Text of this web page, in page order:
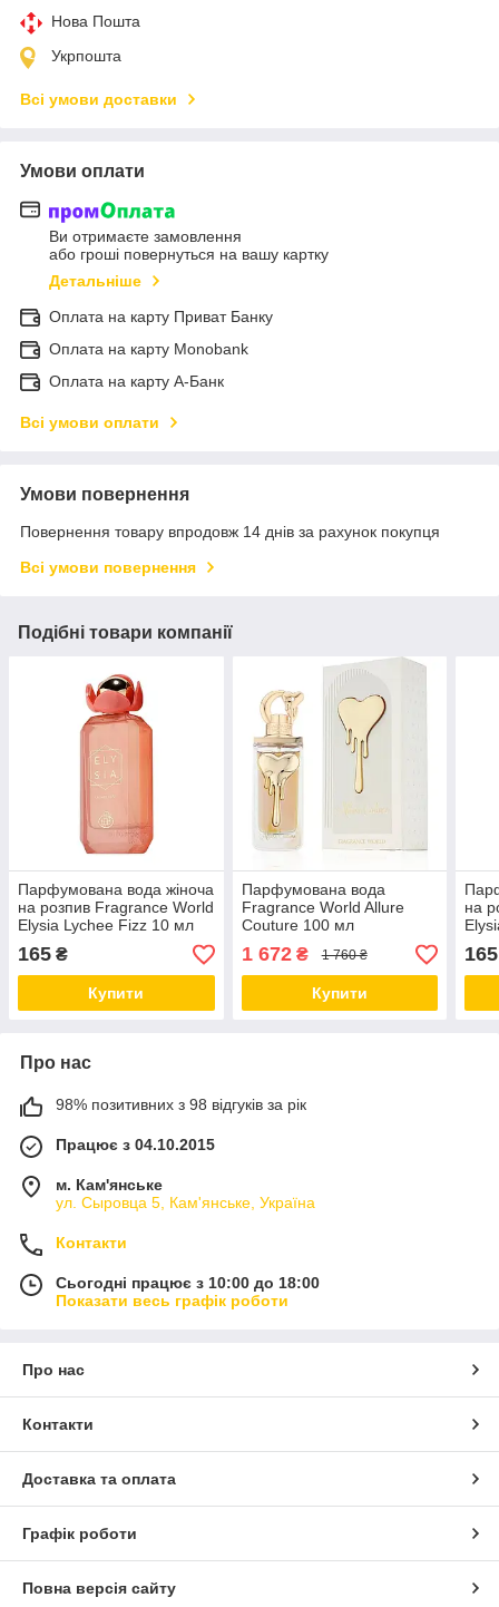
Нова Пошта
Укрпошта
Всі умови доставки
Умови оплати
Ви отримаєте замовлення
або гроші повернуться на вашу картку
Детальніше
Оплата на карту Приват Банку
Оплата на карту Monobank
Оплата на карту А-Банк
Всі умови оплати
Умови повернення
Повернення товару впродовж 14 днів за рахунок покупця
Всі умови повернення
Подібні товари компанії
Парфумована вода жіноча
на розпив Fragrance World
Elysia Lychee Fizz 10 мл
165 ₴
Купити
Парфумована вода
Fragrance World Allure
Couture 100 мл
1 672₴ 1 760 ₴
Купити
на
165
Про нас
98% позитивних з 98 відгуків за рік
Працює з 04.10.2015
м. Кам'янське
ул. Сыровца 5, Кам'янське, Україна
Контакти
Сьогодні працює з 10:00 до 18:00
Показати весь графік роботи
Про нас
Контакти
Доставка та оплата
Графік роботи
Повна версія сайту